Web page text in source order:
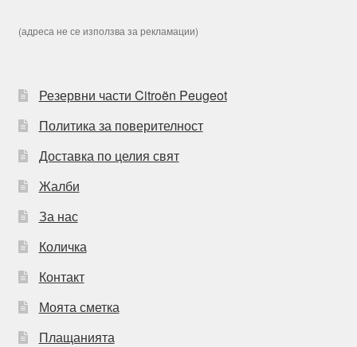
(адреса не се използва за рекламации)
Резервни части Citroën Peugeot
Политика за поверителност
Доставка по целия свят
Жалби
За нас
Количка
Контакт
Моята сметка
Плащанията